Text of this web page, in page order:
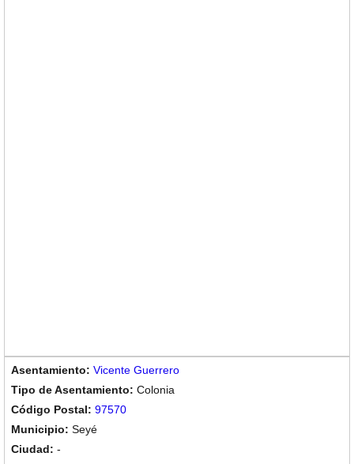
Vicente Guerrero
Colonia
97570
Seyé
-